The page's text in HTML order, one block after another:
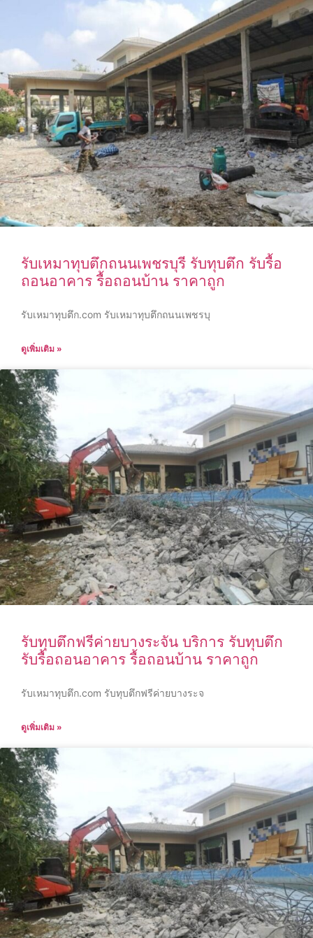
รับเหมาทุบตึกถนนเพชรบุรี รับทุบตึก รับรื้อ
ถอนอาคาร รื้อถอนบ้าน ราคาถูก
รับเหมาทุบตึก.com รับเหมาทุบตึกถนนเพชรบุ
ดูเพิ่มเติม »
รับทุบตึกฟรีค่ายบางระจัน บริการ รับทุบตึก
รับรื้อถอนอาคาร รื้อถอนบ้าน ราคาถูก
รับเหมาทุบตึก.com รับทุบตึกฟรีค่ายบางระจ
ดูเพิ่มเติม »